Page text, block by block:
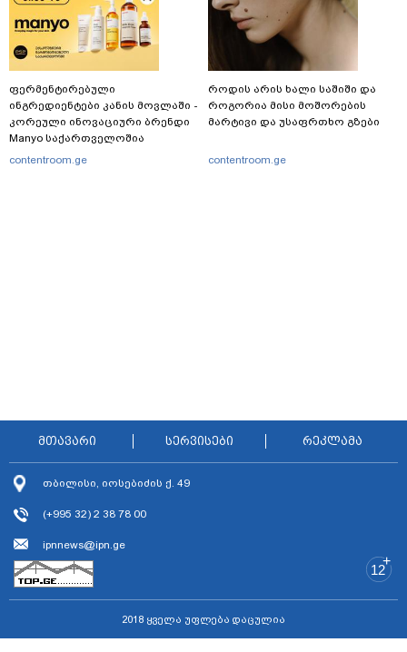
ფერმენტირებული
ინგრედიენტები კანის მოვლაში -
კორეული ინოვაციური ბრენდი
Manyo საქართველოშია
contentroom.ge
როდის არის ხალი საშიში და
როგორია მისი მოშორების
მარტივი და უსაფრთხო გზები
contentroom.ge
მთავარი სერვისები რეკლამა
თბილისი, იოსებიძის ქ. 49
(+995 32) 2 38 78 00
ipnnews@ipn.ge
+
12
2018 ყველა უფლება დაცულია